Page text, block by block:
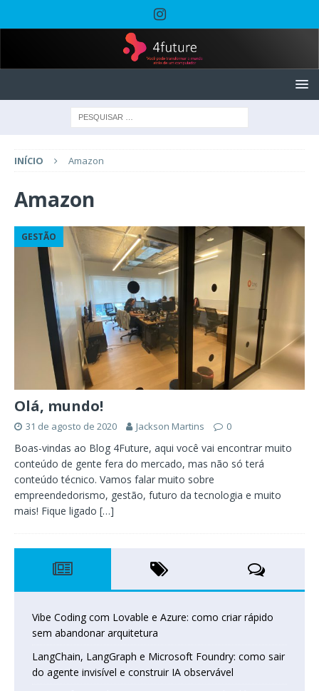
INÍCIO Amazon
Amazon
GESTÃO
Olá, mundo!
31 de agosto de 2020 Jackson Martins 0
Boas-vindas ao Blog 4Future, aqui você vai encontrar muito
conteúdo de gente fera do mercado, mas não só terá
conteúdo técnico. Vamos falar muito sobre
empreendedorismo, gestão, futuro da tecnologia e muito
mais! Fique ligado […]
Vibe Coding com Lovable e Azure: como criar rápido
sem abandonar arquitetura
LangChain, LangGraph e Microsoft Foundry: como sair
do agente invisível e construir IA observável